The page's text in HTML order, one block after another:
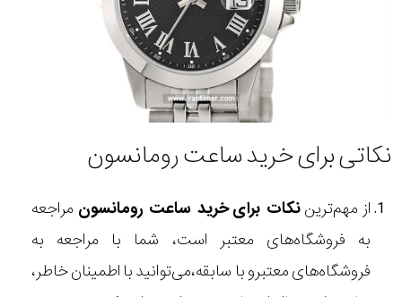
نکاتی برای خرید ساعت رومانسون
از مهم‌تریننکات برایخرید ساعت رومانسون مراجعه
به فروشگاه‌های معتبر است، شما با مراجعه به
فروشگاه‌های معتبرو با سابقه،می‌توانید با اطمینان خاطر،